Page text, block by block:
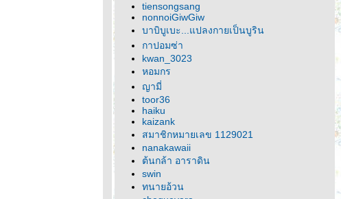
tiensongsang
nonnoiGiwGiw
บาบิบูเบะ...แปลงกายเป็นบูริน
กาปอมซ่า
kwan_3023
หอมกร
ญามี่
toor36
haiku
kaizank
สมาชิกหมายเลข 1129021
nanakawaii
ต้นกล้า อาราดิน
swin
ทนายอ้วน